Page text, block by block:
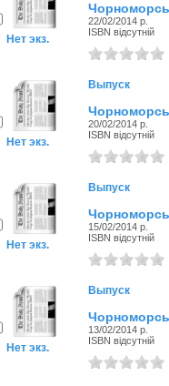
Нет экз.
22/02/2014 р.
ISBN відсутній
Нет экз.
Выпуск
20/02/2014 р.
ISBN відсутній
Нет экз.
Выпуск
15/02/2014 р.
ISBN відсутній
Нет экз.
Выпуск
13/02/2014 р.
ISBN відсутній